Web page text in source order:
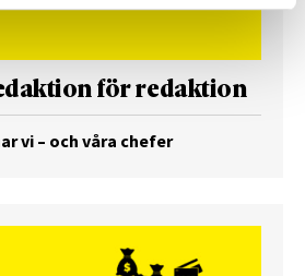
för redaktion
vi – och våra chefer